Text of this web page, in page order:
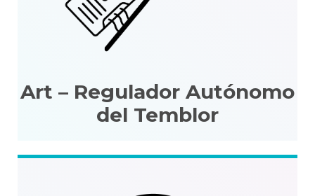
Art – Regulador Autónomo
del Temblor